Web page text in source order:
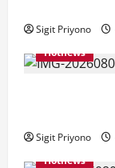
Sigit Priyono
Hotnews
Sigit Priyono
Hotnews